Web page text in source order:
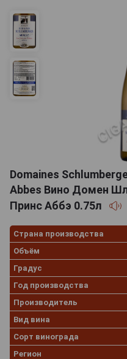
Domaines
Abbes Вино Домен
Принс Аббэ 0.75л
Страна производства
Объём
Градус
Год производства
Производитель
Вид вина
Сорт винограда
Регион